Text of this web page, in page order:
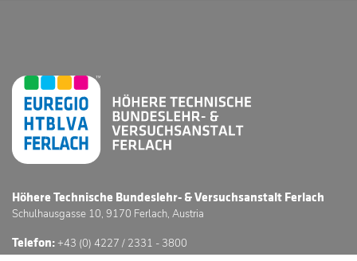
Höhere Technische Bundeslehr- & Versuchsanstalt Ferlach
Schulhausgasse 10, 9170 Ferlach, Austria
Telefon:+43 (0) 4227 / 2331 - 3800